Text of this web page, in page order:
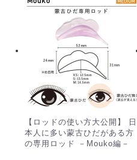
【ロッドの使い方大公開】 日
本人に多い蒙古ひだがある方
の専用ロッド －Mouko編－